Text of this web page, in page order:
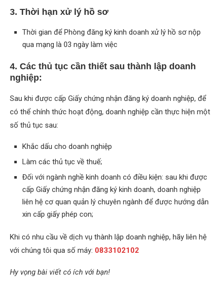
3. Thời hạn xử lý hồ sơ
Thời gian để Phòng đăng ký kinh doanh xử lý hồ sơ nộp
qua mạng là 03 ngày làm việc
4. Các thủ tục cần thiết sau thành lập doanh
nghiệp:
Sau khi được cấp Giấy chứng nhận đăng ký doanh nghiệp, để
có thể chính thức hoạt động, doanh nghiệp cần thực hiện một
số thủ tục sau:
Khắc dấu cho doanh nghiệp
Làm các thủ tục về thuế;
Đối với ngành nghề kinh doanh có điều kiện: sau khi được
cấp Giấy chứng nhận đăng ký kinh doanh, doanh nghiệp
liên hệ cơ quan quản lý chuyên ngành để được hướng dẫn
xin cấp giấy phép con;
Khi có nhu cầu về dịch vụ thành lập doanh nghiệp, hãy liên hệ
với chúng tôi qua số máy: 0833102102
Hy vọng bài viết có ích với bạn!